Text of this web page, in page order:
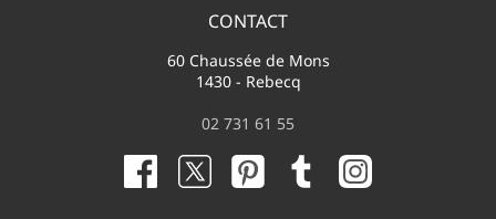
CONTACT
60 Chaussée de Mons
1430 - Rebecq
02 731 61 55